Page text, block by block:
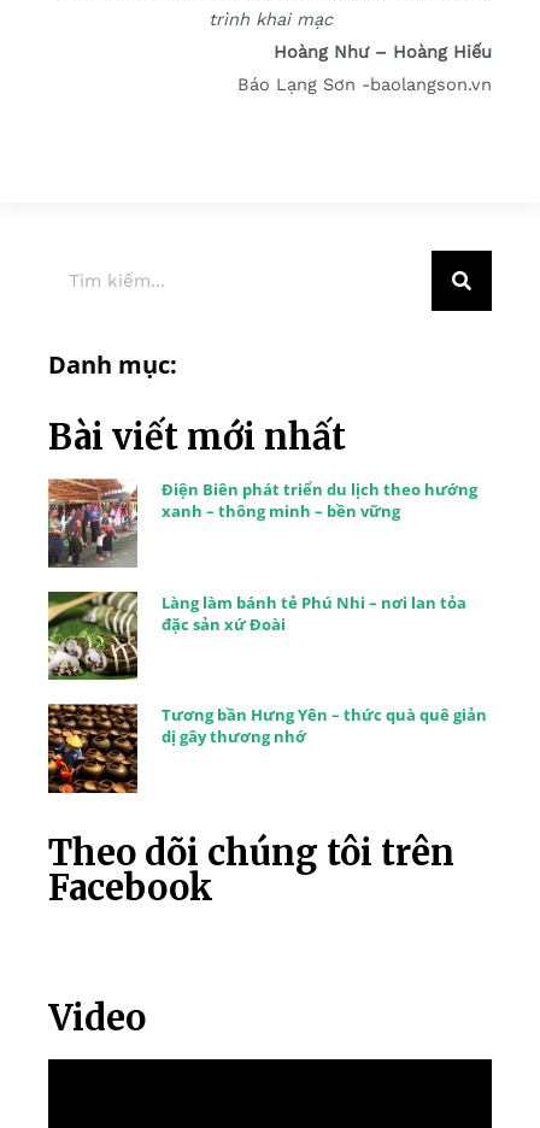
trình khai mạc
Hoàng Như – Hoàng Hiếu
Báo Lạng Sơn -baolangson.vn
Danh mục:
Bài viết mới nhất
Điện Biên phát triển du lịch theo hướng
xanh – thông minh – bền vững
Làng làm bánh tẻ Phú Nhi – nơi lan tỏa
đặc sản xứ Đoài
Tương bần Hưng Yên – thức quà quê giản
dị gây thương nhớ
Theo dõi chúng tôi trên
Facebook
Video